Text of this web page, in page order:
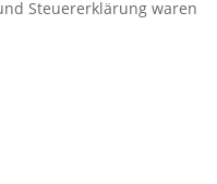
Steuererklärung waren